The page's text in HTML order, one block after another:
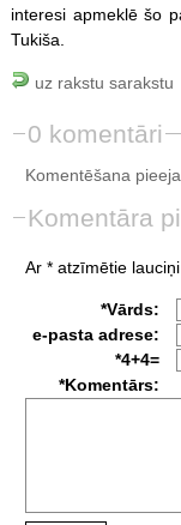
interesi apmeklē šo
Tukiša.
uz rakstu sarakstu
0 komentāri
Komentēšana
Komentāra
Ar * atzīmētie
*Vārds:
e-pasta adrese:
*4+4=
*Komentārs: